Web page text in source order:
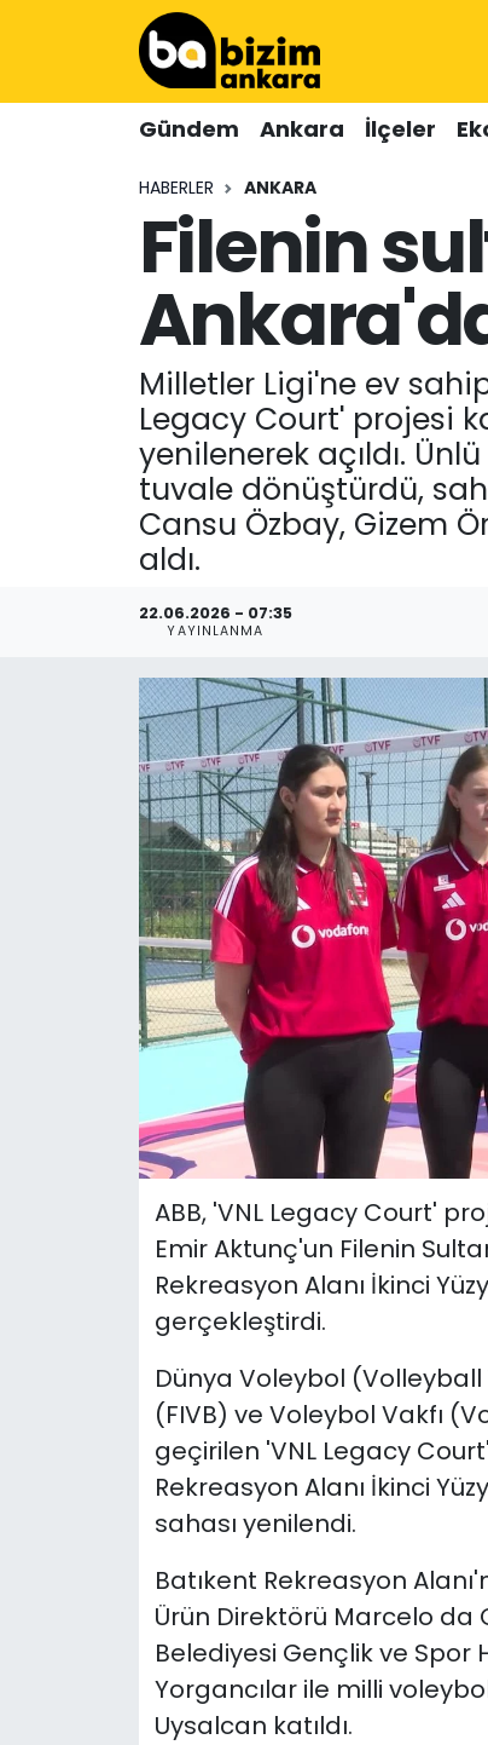
Gündem Ankara İlçeler
HABERLER ANKARA
Filenin
Milletler Ligi'ne ev
Legacy Court' projesi
yenilenerek açıldı.
tuvale dönüştürdü,
Cansu Özbay, Gizem
aldı.
22.06.2026 - 07:35
YAYINLANMA
ABB, 'VNL Legacy Court'
Emir Aktunç'un Filenin
Rekreasyon Alanı İkinci
gerçekleştirdi.
Dünya Voleybol
(FIVB) ve Voleybol Vakfı
geçirilen 'VNL Legacy
Rekreasyon Alanı İkinci
sahası yenilendi.
Batıkent Rekreasyon
Ürün Direktörü Marcelo da
Belediyesi Gençlik ve Spor
Yorgancılar ile milli
Uysalcan katıldı.
Hava Durumu
Süper Lig Puan Durumu ve Fikstür
Tüm Manşetler
Son Dakika Haberleri
Haber Arşivi